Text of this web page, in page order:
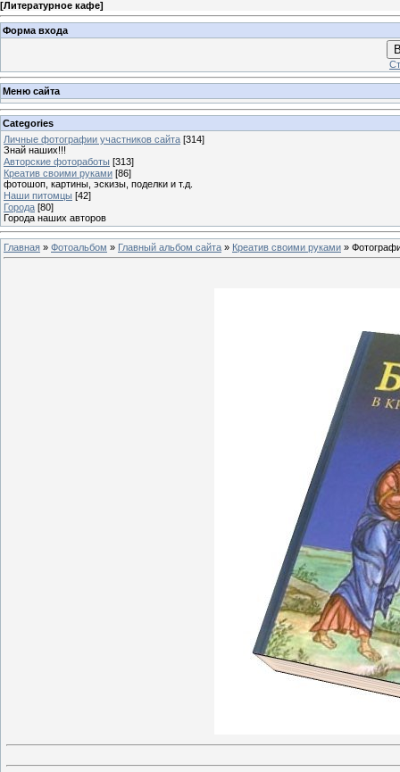
[Литературное кафе]
Форма входа
Меню сайта
Categories
Личные фотографии участников сайта [314]
Знай наших!!!
Авторские фотоработы [313]
Креатив своими руками [86]
фотошоп, картины, эскизы, поделки и т.д.
Наши питомцы [42]
Города [80]
Города наших авторов
Главная » Фотоальбом » Главный альбом сайта » Креатив своими руками »